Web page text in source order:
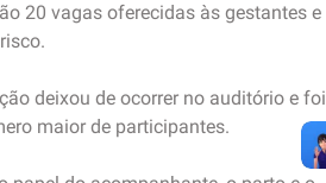
20 vagas oferecidas às gestantes e
deixou de ocorrer no auditório e foi
maior de participantes.